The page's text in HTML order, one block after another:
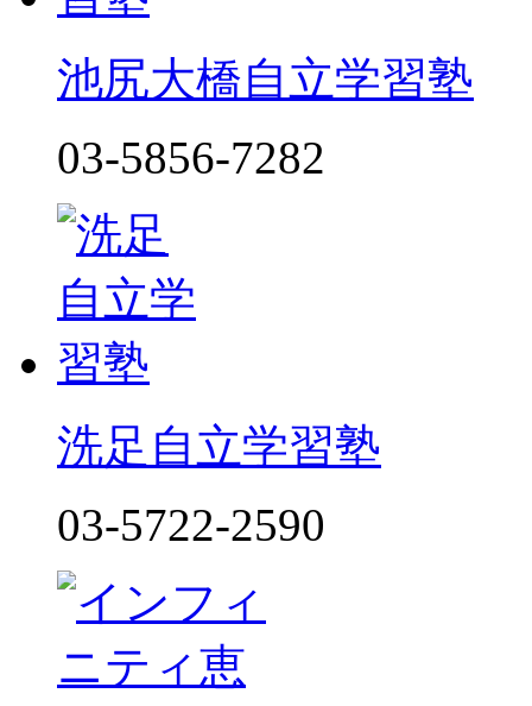
池尻大橋自立学習塾
03-5856-7282
洗足自立学習塾
03-5722-2590